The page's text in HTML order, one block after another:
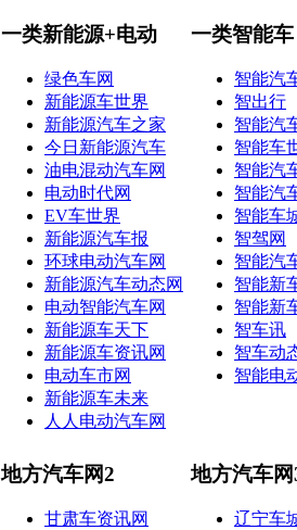
一类新能源+电动
绿色车网
新能源车世界
新能源汽车之家
今日新能源汽车
油电混动汽车网
电动时代网
EV车世界
新能源汽车报
环球电动汽车网
新能源汽车动态网
电动智能汽车网
新能源车天下
新能源车资讯网
电动车市网
新能源车未来
人人电动汽车网
一类智能车
智能汽
智出行
智能汽
智能车
智能汽
智能汽
智能车
智驾网
智能汽
智能新
智能新
智车讯
智车动
智能电
地方汽车网2
甘肃车资讯网
地方汽车网
辽宁车